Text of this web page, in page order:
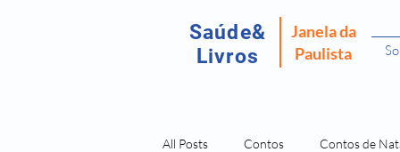
Saúde&
Livros
Janela da
Paulista
All Posts Contos Contos de